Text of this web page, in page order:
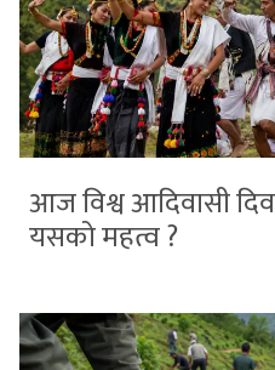
आज विश्व आदिवासी
यसको महत्व ?